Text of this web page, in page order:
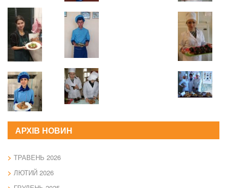
АРХІВ НОВИН
ТРАВЕНЬ 2026
ЛЮТИЙ 2026